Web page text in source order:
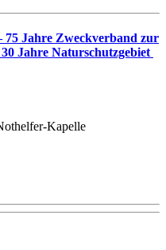
Jahre Zweckverband zur
Jahre Naturschutzgebiet
Kapelle